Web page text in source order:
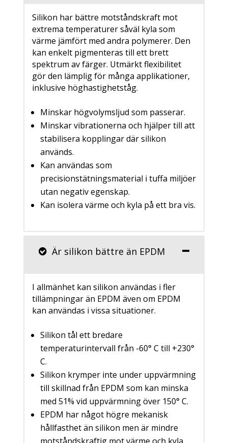
Silikon har bättre motståndskraft mot
extrema temperaturer såväl kyla som
värme jämfört med andra polymerer. Den
kan enkelt pigmenteras till ett brett
spektrum av färger. Utmärkt flexibilitet
gör den lämplig för många applikationer,
inklusive höghastighetståg.
Minskar högvolymsljud som passerar.
Minskar vibrationerna och hjälper till att
stabilisera kopplingar där silikon
används.
Kan användas som
precisionstätningsmaterial i tuffa miljöer
utan negativ egenskap.
Kan isolera värme och kyla på ett bra vis.
Är silikon bättre än EPDM
I allmänhet kan silikon användas i fler
tillämpningar än EPDM även om EPDM
kan användas i vissa situationer.
Silikon tål ett bredare
temperaturintervall från -60° C till +230°
C.
Silikon krymper inte under uppvärmning
till skillnad från EPDM som kan minska
med 51% vid uppvärmning över 150° C.
EPDM har något högre mekanisk
hållfasthet än silikon men är mindre